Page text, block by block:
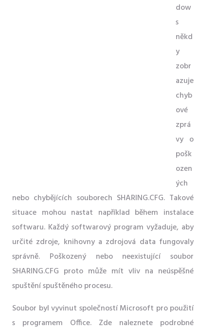
dow
s
někd
y
zobr
azuje
chyb
ové
zprá
vy o
pošk
ozen
ých
nebo chybějících souborech SHARING.CFG. Takové
situace mohou nastat například během instalace
softwaru. Každý softwarový program vyžaduje, aby
určité zdroje, knihovny a zdrojová data fungovaly
správně. Poškozený nebo neexistující soubor
SHARING.CFG proto může mít vliv na neúspěšné
spuštění spuštěného procesu.
Soubor byl vyvinut společností Microsoft pro použití
s ​​programem Office. Zde naleznete podrobné